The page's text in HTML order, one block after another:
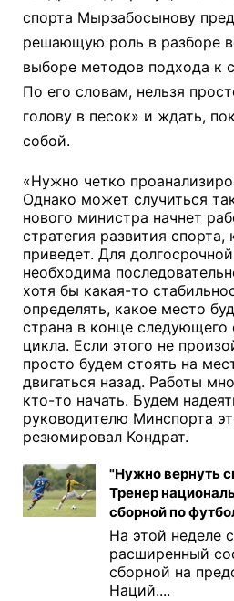
спорта Мырзабосынову
решающую роль в разборе
выборе методов подхода к
По его словам, нельзя
голову в песок» и ждать,
собой.
«Нужно четко
Однако может случиться
нового министра начнет
стратегия развития
приведет. Для
необходима
хотя бы какая-то
определять, какое место
страна в конце следующего
цикла. Если этого не
просто будем стоять на
двигаться назад. Работы
кто-то начать. Будем
руководителю Минспорта
резюмировал Кондрат.
"Нужно вернуть
Тренер
сборной по
На этой неделе
расширенный
сборной на
Наций....